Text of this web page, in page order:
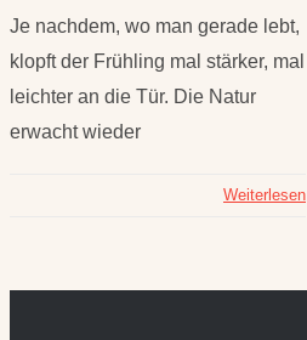
Je nachdem, wo man gerade lebt,
klopft der Frühling mal stärker, mal
leichter an die Tür. Die Natur
erwacht wieder
Weiterlesen